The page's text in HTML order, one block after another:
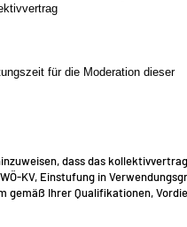
für die Moderation dieser
dass das
KV, Einstufung in
gemäß Ihrer Qualifikationen,